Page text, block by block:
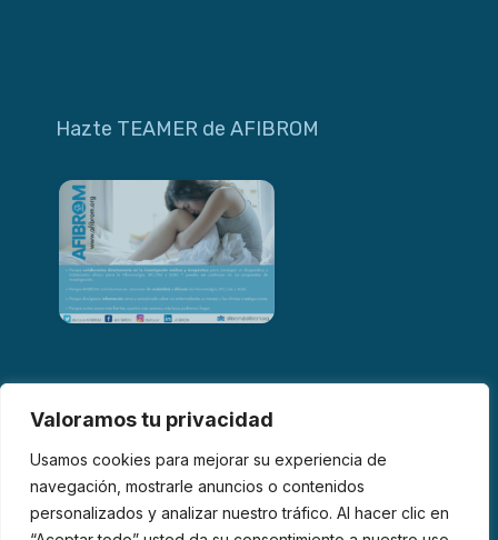
Valoramos tu privacidad
Usamos cookies para mejorar su experiencia de
navegación, mostrarle anuncios o contenidos
personalizados y analizar nuestro tráfico. Al hacer clic en
Hazte TEAMER de AFIBROM